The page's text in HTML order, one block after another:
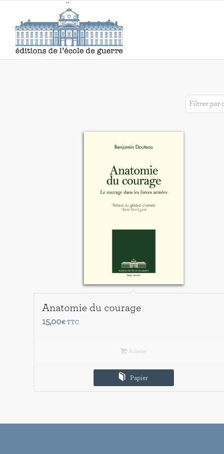
Anatomie du courage
15,00€ TTC
Acheter
Papier